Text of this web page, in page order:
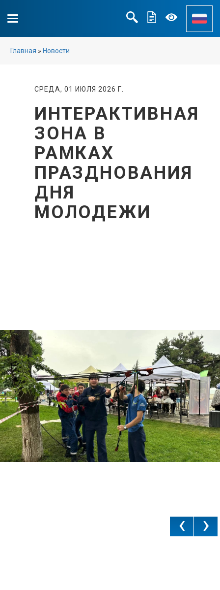
Главная » Новости
СРЕДА, 01 ИЮЛЯ 2026 Г.
ИНТЕРАКТИВНАЯ
ЗОНА В
РАМКАХ
ПРАЗДНОВАНИЯ
ДНЯ
МОЛОДЕЖИ
‹ ›